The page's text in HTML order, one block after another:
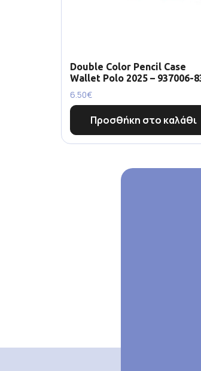
Double Color Pencil Case
Wallet Polo 2025 – 937006-
6.50€
Προσθήκη στο καλάθι